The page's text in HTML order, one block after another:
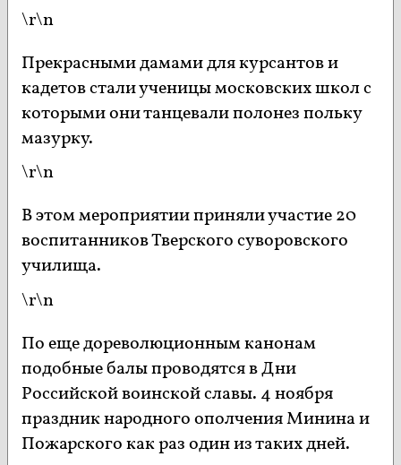
\r\n
Прекрасными дамами для курсантов и
кадетов стали ученицы московских школ с
которыми они танцевали полонез польку
мазурку.
\r\n
В этом мероприятии приняли участие 20
воспитанников Тверского суворовского
училища.
\r\n
По еще дореволюционным канонам
подобные балы проводятся в Дни
Российской воинской славы. 4 ноября
праздник народного ополчения Минина и
Пожарского как раз один из таких дней.